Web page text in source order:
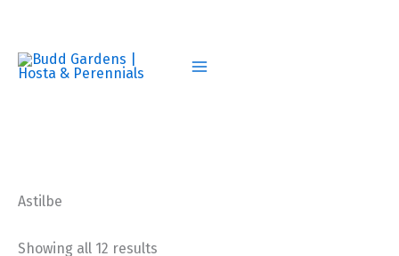
content
Astilbe
Showing all 12 results